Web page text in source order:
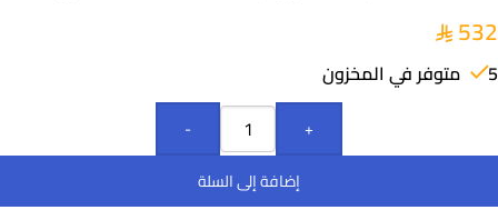
532
5 متوفر في المخزون
-
+
إضافة إلى السلة